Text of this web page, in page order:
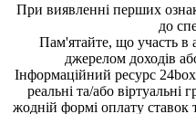
При виявленні перших
до
Пам'ятайте, що участь в
джерелом доходів
Інформаційний ресурс
реальні та/або
жодній формі оплату ставок